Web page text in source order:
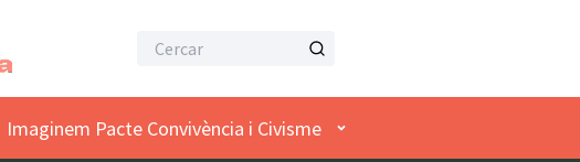
Imaginem Pacte Convivència i Civisme Menú d'usuari